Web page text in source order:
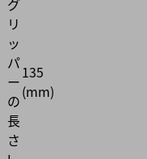
グ
リ
ッ
パ
ー
の
長
さ
135
(mm)